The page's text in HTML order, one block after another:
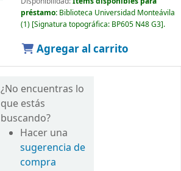
préstamo: Biblioteca Universidad Monteávila
(1) Signatura topográfica: BP605 N48 G3 .
Agregar al carrito
¿No encuentras lo
que estás
buscando?
Hacer una
sugerencia de
compra